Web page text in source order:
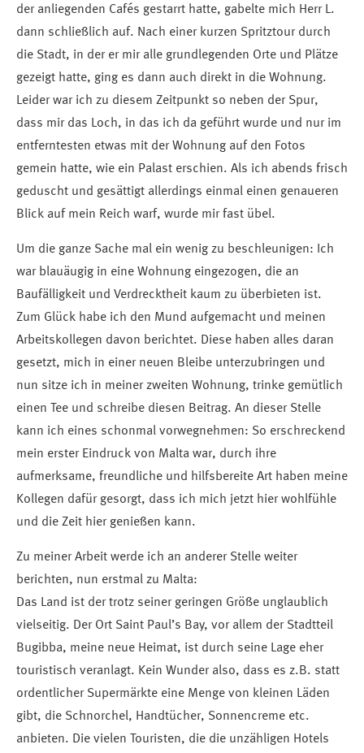
der anliegenden Cafés gestarrt hatte, gabelte mich Herr L.
dann schließlich auf. Nach einer kurzen Spritztour durch
die Stadt, in der er mir alle grundlegenden Orte und Plätze
gezeigt hatte, ging es dann auch direkt in die Wohnung.
Leider war ich zu diesem Zeitpunkt so neben der Spur,
dass mir das Loch, in das ich da geführt wurde und nur im
entferntesten etwas mit der Wohnung auf den Fotos
gemein hatte, wie ein Palast erschien. Als ich abends frisch
geduscht und gesättigt allerdings einmal einen genaueren
Blick auf mein Reich warf, wurde mir fast übel.
Um die ganze Sache mal ein wenig zu beschleunigen: Ich
war blauäugig in eine Wohnung eingezogen, die an
Baufälligkeit und Verdrecktheit kaum zu überbieten ist.
Zum Glück habe ich den Mund aufgemacht und meinen
Arbeitskollegen davon berichtet. Diese haben alles daran
gesetzt, mich in einer neuen Bleibe unterzubringen und
nun sitze ich in meiner zweiten Wohnung, trinke gemütlich
einen Tee und schreibe diesen Beitrag. An dieser Stelle
kann ich eines schonmal vorwegnehmen: So erschreckend
mein erster Eindruck von Malta war, durch ihre
aufmerksame, freundliche und hilfsbereite Art haben meine
Kollegen dafür gesorgt, dass ich mich jetzt hier wohlfühle
und die Zeit hier genießen kann.
Zu meiner Arbeit werde ich an anderer Stelle weiter
berichten, nun erstmal zu Malta:
Das Land ist der trotz seiner geringen Größe unglaublich
vielseitig. Der Ort Saint Paul’s Bay, vor allem der Stadtteil
Bugibba, meine neue Heimat, ist durch seine Lage eher
touristisch veranlagt. Kein Wunder also, dass es z.B. statt
ordentlicher Supermärkte eine Menge von kleinen Läden
gibt, die Schnorchel, Handtücher, Sonnencreme etc.
anbieten. Die vielen Touristen, die die unzähligen Hotels